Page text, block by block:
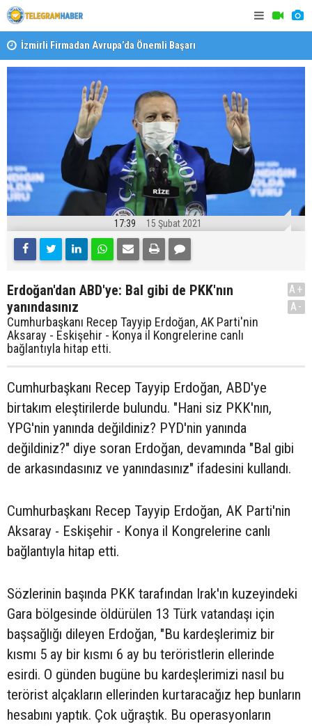
İzmirli Firmadan Avrupa’da Önemli Başarı
Devlet
17:39 15 Şubat 2021
Erdoğan'dan ABD'ye: Bal gibi de PKK'nın
yanındasınız
Cumhurbaşkanı Recep Tayyip Erdoğan, AK Parti'nin
Aksaray - Eskişehir - Konya il Kongrelerine canlı
bağlantıyla hitap etti.
A+
A-
Cumhurbaşkanı Recep Tayyip Erdoğan, ABD'ye
birtakım eleştirilerde bulundu. "Hani siz PKK'nın,
YPG'nin yanında değildiniz? PYD'nin yanında
değildiniz?" diye soran Erdoğan, devamında "Bal gibi
de arkasındasınız ve yanındasınız" ifadesini kullandı.
Cumhurbaşkanı Recep Tayyip Erdoğan, AK Parti'nin
Aksaray - Eskişehir - Konya il Kongrelerine canlı
bağlantıyla hitap etti.
Sözlerinin başında PKK tarafından Irak'ın kuzeyindeki
Gara bölgesinde öldürülen 13 Türk vatandaşı için
başsağlığı dileyen Erdoğan, "Bu kardeşlerimiz bir
kısmı 5 ay bir kısmı 6 ay bu teröristlerin ellerinde
esirdi. O günden bugüne bu kardeşlerimizi nasıl bu
terörist alçakların ellerinden kurtaracağız hep bunların
hesabını yaptık. Çok uğraştık. Bu operasyonların